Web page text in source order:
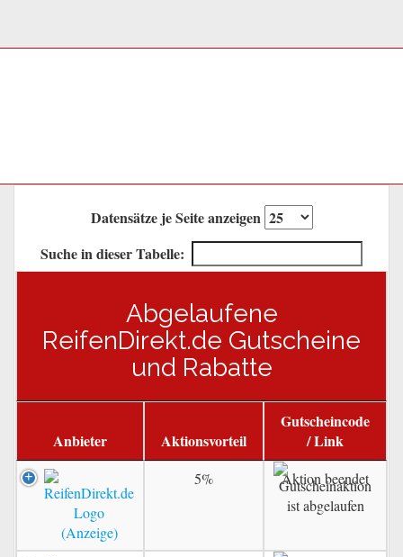
Datensätze je Seite anzeigen
Suche in dieser Tabelle:
Abgelaufene
ReifenDirekt.de Gutscheine
und Rabatte
Anbieter Aktionsvorteil
Gutscheincode
/ Link
5% Aktion beendet